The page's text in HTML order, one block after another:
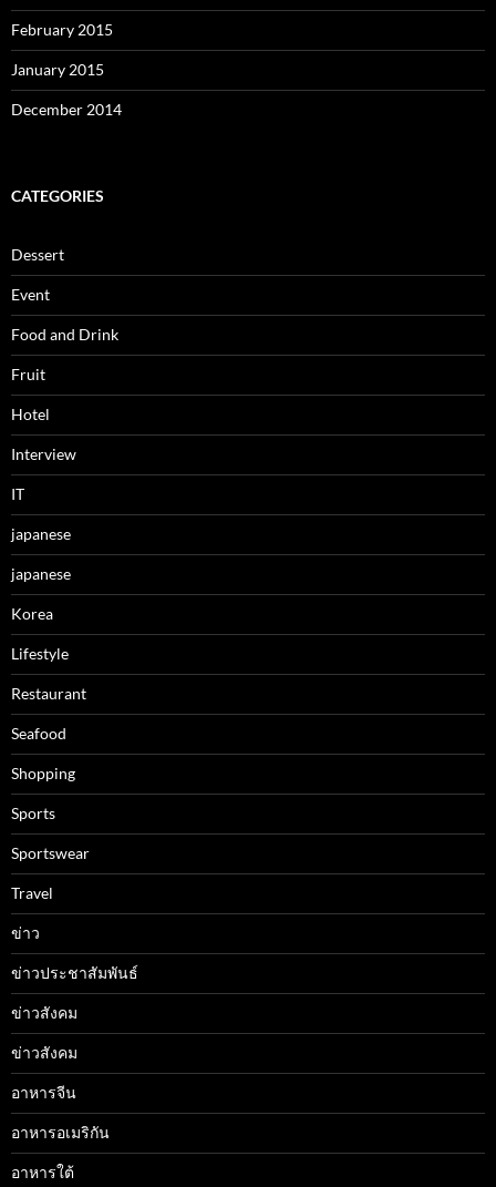
February 2015
January 2015
December 2014
CATEGORIES
Dessert
Event
Food and Drink
Fruit
Hotel
Interview
IT
japanese
japanese
Korea
Lifestyle
Restaurant
Seafood
Shopping
Sports
Sportswear
Travel
ข่าว
ข่าวประชาสัมพันธ์
ข่าวสังคม
ข่าวสังคม
อาหารจีน
อาหารอเมริกัน
อาหารใต้